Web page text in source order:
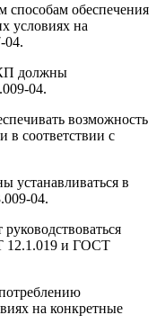
способам обеспечения
условиях на
04.
должны
04.
возможность
в соответствии с
устанавливаться в
04.
12.1.019 и ГОСТ
на конкретные